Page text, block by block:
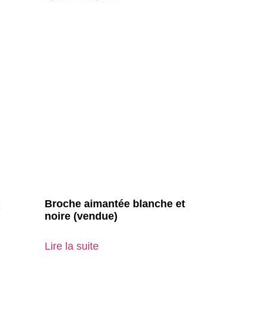
Broche aimantée blanche et
noire (vendue)
Lire la suite